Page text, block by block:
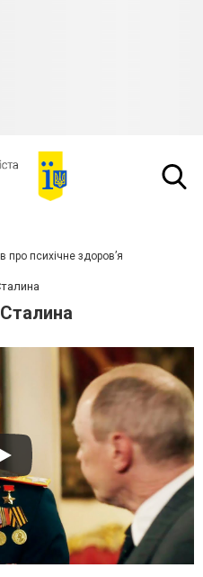
про психічне здоров’я